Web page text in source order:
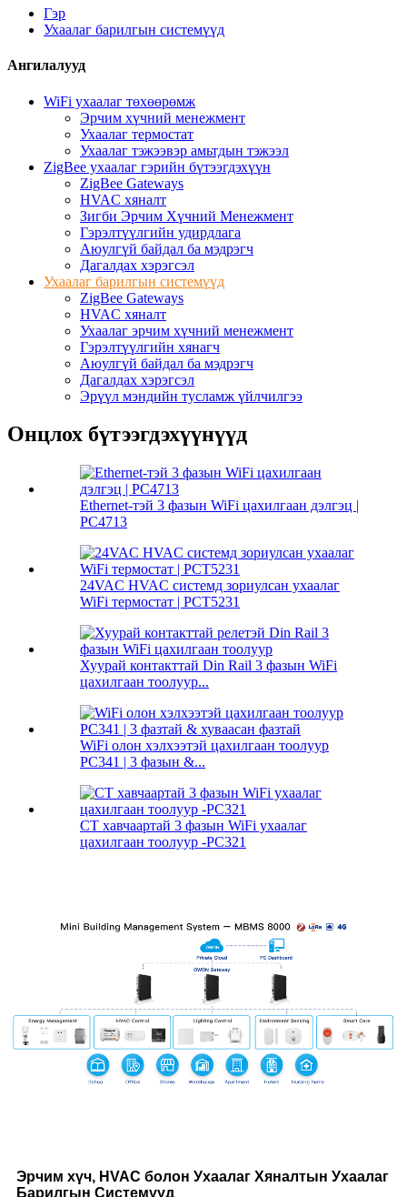
Гэр
Ухаалаг барилгын системүүд
Ангилалууд
WiFi ухаалаг төхөөрөмж
Эрчим хүчний менежмент
Ухаалаг термостат
Ухаалаг тэжээвэр амьтдын тэжээл
ZigBee ухаалаг гэрийн бүтээгдэхүүн
ZigBee Gateways
HVAC хяналт
Зигби Эрчим Хүчний Менежмент
Гэрэлтүүлгийн удирдлага
Аюулгүй байдал ба мэдрэгч
Дагалдах хэрэгсэл
Ухаалаг барилгын системүүд
ZigBee Gateways
HVAC хяналт
Ухаалаг эрчим хүчний менежмент
Гэрэлтүүлгийн хянагч
Аюулгүй байдал ба мэдрэгч
Дагалдах хэрэгсэл
Эрүүл мэндийн тусламж үйлчилгээ
Онцлох бүтээгдэхүүнүүд
Ethernet-тэй 3 фазын WiFi цахилгаан дэлгэц |
PC4713
24VAC HVAC системд зориулсан ухаалаг
WiFi термостат | PCT5231
Хуурай контакттай Din Rail 3 фазын WiFi
цахилгаан тоолуур...
WiFi олон хэлхээтэй цахилгаан тоолуур
PC341 | 3 фазын &...
CT хавчаартай 3 фазын WiFi ухаалаг
цахилгаан тоолуур -PC321
Эрчим хүч, HVAC болон Ухаалаг Хяналтын Ухаалаг
Барилгын Системүүд